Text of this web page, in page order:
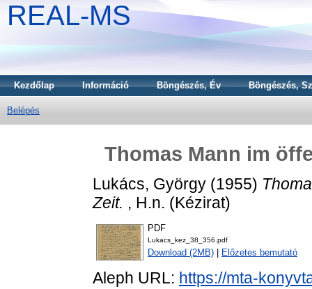
REAL-MS
Kezdőlap Információ Böngészés, Év Böngészés,
Belépés
Thomas Mann im
Lukács, György (1955)
Zeit. , H.n. (Kézirat)
PDF
Lukacs_kez_38_356.pdf
Download (2MB) Előzetes bemutató
Aleph URL: https://mta-